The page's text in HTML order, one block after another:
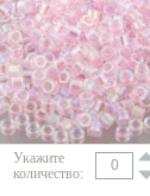
фурнитура
Укажите
количество: